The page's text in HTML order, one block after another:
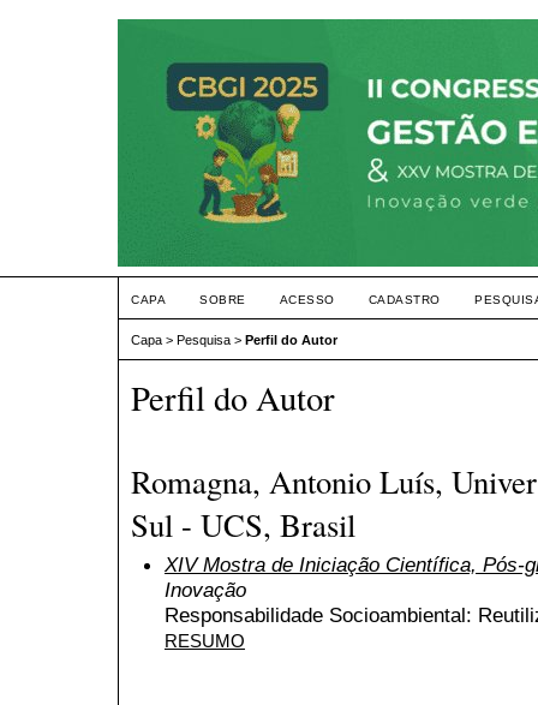
CAPA SOBRE ACESSO CADASTRO
Capa > Pesquisa > Perfil do Autor
Perfil do Autor
Romagna, Antonio Luís,
Sul - UCS, Brasil
XIV Mostra de Iniciação Científica, Pós-
Inovação
Responsabilidade Socioambiental:
RESUMO